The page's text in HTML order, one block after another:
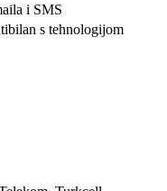
i SMS
s tehnologijom